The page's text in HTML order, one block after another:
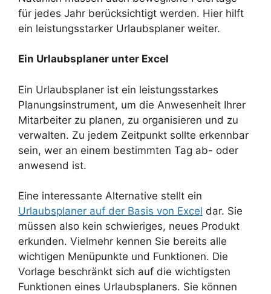
für jedes Jahr berücksichtigt werden. Hier hilft
ein leistungsstarker Urlaubsplaner weiter.
Ein Urlaubsplaner unter Excel
Ein Urlaubsplaner ist ein leistungsstarkes
Planungsinstrument, um die Anwesenheit Ihrer
Mitarbeiter zu planen, zu organisieren und zu
verwalten. Zu jedem Zeitpunkt sollte erkennbar
sein, wer an einem bestimmten Tag ab- oder
anwesend ist.
Eine interessante Alternative stellt ein
Urlaubsplaner auf der Basis von Excel dar. Sie
müssen also kein schwieriges, neues Produkt
erkunden. Vielmehr kennen Sie bereits alle
wichtigen Menüpunkte und Funktionen. Die
Vorlage beschränkt sich auf die wichtigsten
Funktionen eines Urlaubsplaners. Sie können